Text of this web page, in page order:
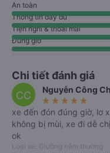
An toàn
Thông tin đầy đủ
Tiện nghi & thoải mái
Đúng giờ
Chi tiết đánh giá
CC Nguyễn Công
star_rate star_rate star_rate star_rate star_rate
xe đến đón đúng giờ, lơ
không bị mùi, xe đi dễ
ok
Loại xe: Giường nằm thường